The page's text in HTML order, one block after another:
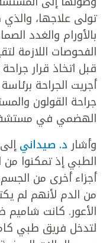
تولى علاجها،
بالأورام والغدد
الفحوصات اللازمة
قبل اتخاذ قرار
أجريت الجراحة
جراحة القولون
الهضمي في
وأشارد. صيداني
الطبي إذ تمكنوا
أجزاء أخرى من
من الدم لأنهم لم
الأعور. كانت شاميم
لتدخل فريق طبي